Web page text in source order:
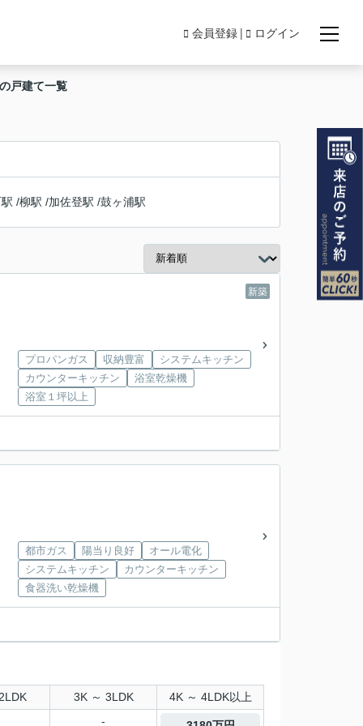
会員登録 ログイン
戸建て一覧
/柳駅 /加佐登駅 /鼓ヶ浦駅
新築
プロパンガス 収納豊富
システムキッチン
カウンターキッチン
浴室乾燥機
浴室１坪以上
都市ガス 陽当り良好
オール電化
システムキッチン
カウンターキッチン
食器洗い乾燥機
3K ～ 3LDK
4K ～ 4LDK以上
-